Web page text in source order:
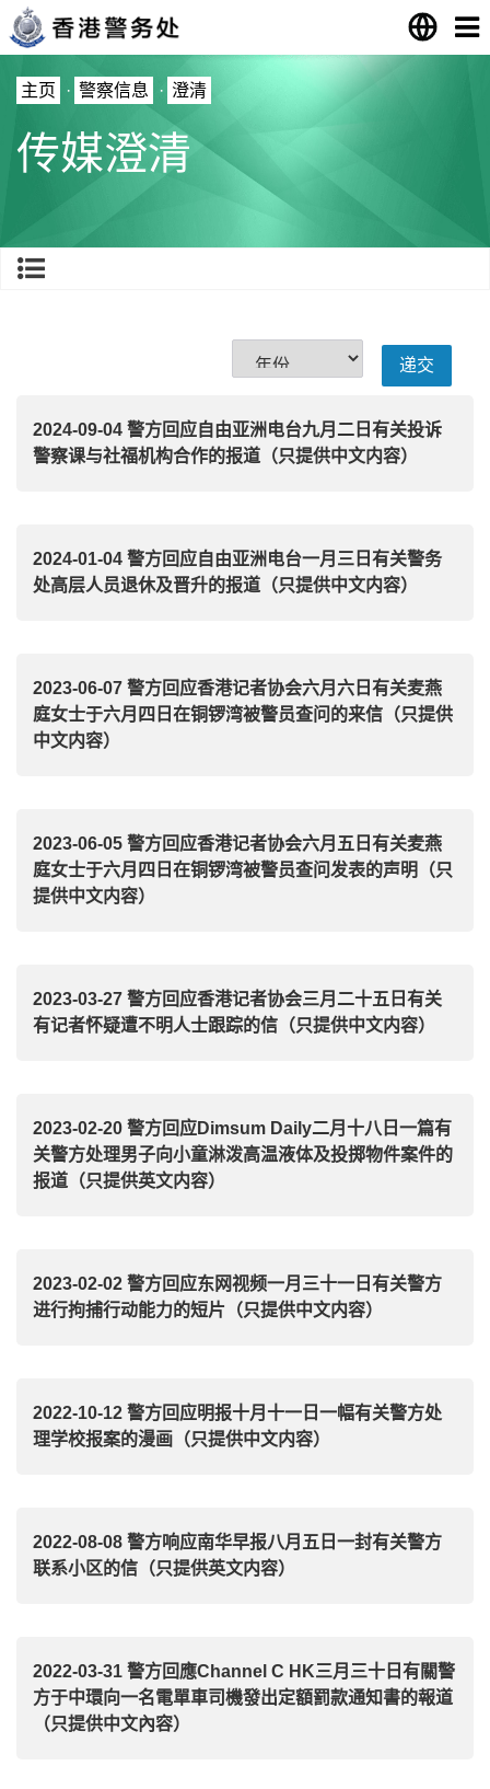
主页 · 警察信息 · 澄清
传媒澄清
2024-09-04 警方回应自由亚洲电台九月二日有关投诉
警察课与社福机构合作的报道（只提供中文内容）
2024-01-04 警方回应自由亚洲电台一月三日有关警务
处高层人员退休及晋升的报道（只提供中文内容）
2023-06-07 警方回应香港记者协会六月六日有关麦燕
庭女士于六月四日在铜锣湾被警员查问的来信（只提供
中文内容）
2023-06-05 警方回应香港记者协会六月五日有关麦燕
庭女士于六月四日在铜锣湾被警员查问发表的声明（只
提供中文内容）
2023-03-27 警方回应香港记者协会三月二十五日有关
有记者怀疑遭不明人士跟踪的信（只提供中文内容）
2023-02-20 警方回应Dimsum Daily二月十八日一篇有
关警方处理男子向小童淋泼高温液体及投掷物件案件的
报道（只提供英文内容）
2023-02-02 警方回应东网视频一月三十一日有关警方
进行拘捕行动能力的短片（只提供中文内容）
2022-10-12 警方回应明报十月十一日一幅有关警方处
理学校报案的漫画（只提供中文内容）
2022-08-08 警方响应南华早报八月五日一封有关警方
联系小区的信（只提供英文内容）
2022-03-31 警方回應Channel C HK三月三十日有關警
方于中環向一名電單車司機發出定額罰款通知書的報道
（只提供中文內容）